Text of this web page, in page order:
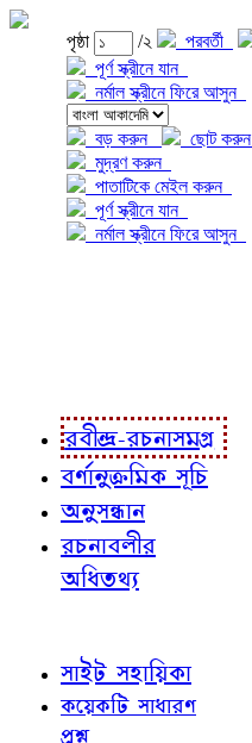
পৃষ্ঠা /২ পরবর্তী
পূর্ণ স্ক্রীনে যান
নর্মাল স্ক্রীনে ফিরে আসুন
বড় করুন
ছোট করুন
মুদ্রণ করুন
পাতাটিকে মেইল করুন
পূর্ণ স্ক্রীনে যান
নর্মাল স্ক্রীনে ফিরে আসুন
রবীন্দ্র-রচনাসমগ্র
বর্ণানুক্রমিক সূচি
অনুসন্ধান
রচনাবলীর
অধিতথ্য
সাইট সহায়িকা
কয়েকটি সাধারণ
প্রশ্ন